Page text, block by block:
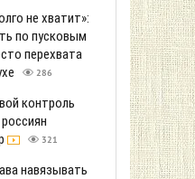
не хватит»:
по пусковым
перехвата
286
контроль
321
навязывать